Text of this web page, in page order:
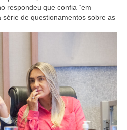
respondeu que confia “em
série de questionamentos sobre as